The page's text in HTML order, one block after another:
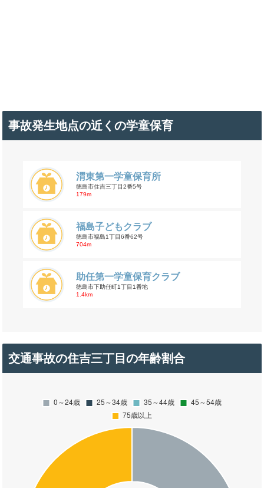
事故発生地点の近くの学童保育
渭東第一学童保育所
徳島市住吉三丁目2番5号
179m
福島子どもクラブ
徳島市福島1丁目6番62号
704m
助任第一学童保育クラブ
徳島市下助任町1丁目1番地
1.4km
交通事故の住吉三丁目の年齢割合